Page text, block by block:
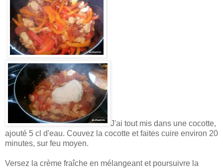
J'ai tout mis dans une cocotte,
ajouté 5 cl d'eau. Couvez la cocotte et faites cuire environ 20
minutes, sur feu moyen.
Versez la crème fraîche en mélangeant et poursuivre la